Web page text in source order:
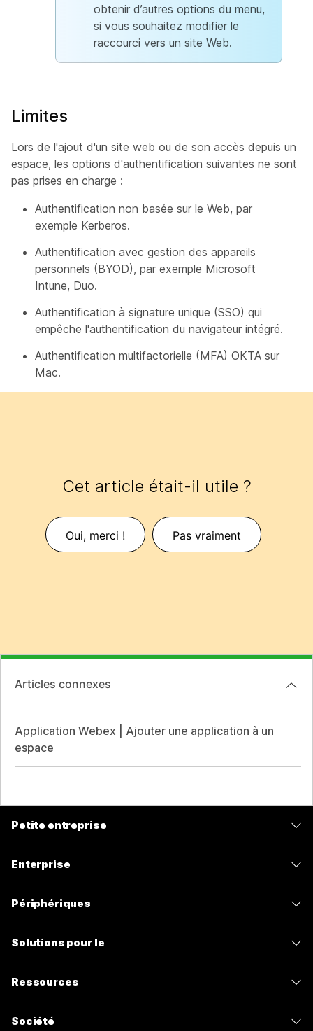
obtenir d’autres options du menu,
si vous souhaitez modifier le
raccourci vers un site Web.
Limites
Lors de l'ajout d'un site web ou de son accès depuis un
espace, les options d'authentification suivantes ne sont
pas prises en charge :
Authentification non basée sur le Web, par
exemple Kerberos.
Authentification avec gestion des appareils
personnels (BYOD), par exemple Microsoft
Intune, Duo.
Authentification à signature unique (SSO) qui
empêche l'authentification du navigateur intégré.
Authentification multifactorielle (MFA) OKTA sur
Mac.
Cet article était-il utile ?
Oui, merci ! Pas vraiment
Articles connexes
Application Webex | Ajouter une application à un
espace
Petite entreprise
Enterprise
Périphériques
Solutions pour le
Ressources
Société